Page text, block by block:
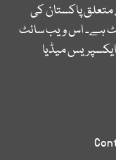
پاکستان کی
ہے۔ اس ویب سائٹ
میڈیا